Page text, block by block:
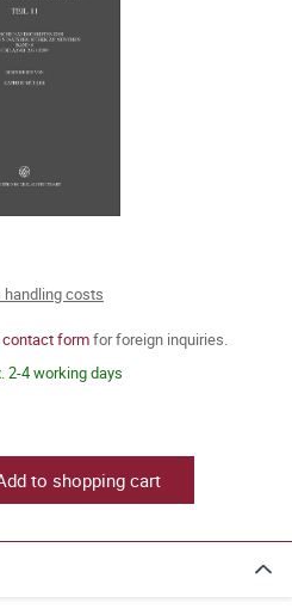
handling costs
contact formfor foreign inquiries.
2-4 working days
to shopping cart